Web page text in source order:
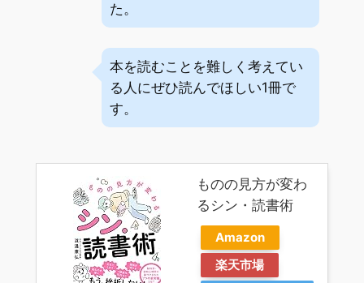
た。
本を読むことを難しく考えてい
る人にぜひ読んでほしい1冊で
す。
ものの見方が変わ
るシン・読書術
Amazon
楽天市場